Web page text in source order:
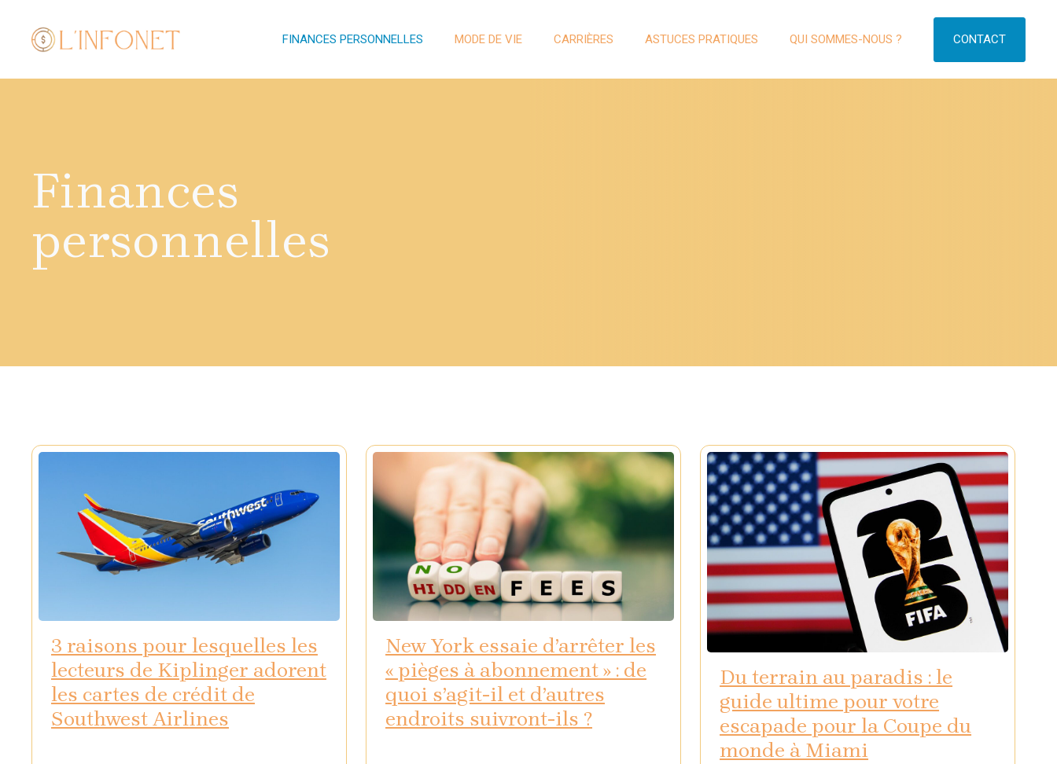
contenu
FINANCES PERSONNELLES MODE DE VIE CARRIÈRES ASTUCES PRATIQUES QUI SOMMES-NOUS ? CONTACT
Finances
personnelles
3 raisons pour lesquelles les
lecteurs de Kiplinger adorent
les cartes de crédit de
Southwest Airlines
New York essaie d’arrêter les
« pièges à abonnement » : de
quoi s’agit-il et d’autres
endroits suivront-ils ?
Du terrain au paradis : le
guide ultime pour votre
escapade pour la Coupe du
monde à Miami